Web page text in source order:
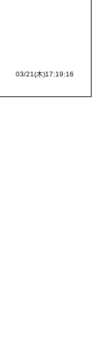
03/21(木)17:19:16